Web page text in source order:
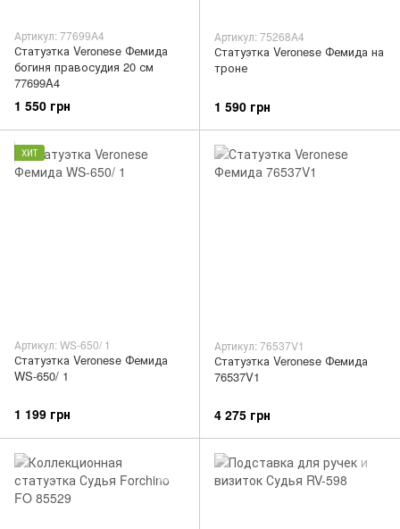
Артикул: 77699A4
Статуэтка Veronese Фемида
богиня правосудия 20 см
77699A4
1 550 грн
Артикул: 75268A4
Статуэтка Veronese Фемида на
троне
1 590 грн
ХИТ
Артикул: WS-650/ 1
Статуэтка Veronese Фемида
WS-650/ 1
1 199 грн
Артикул: 76537V1
Статуэтка Veronese Фемида
76537V1
4 275 грн